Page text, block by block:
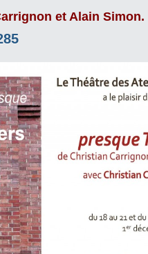
et Alain Simon.